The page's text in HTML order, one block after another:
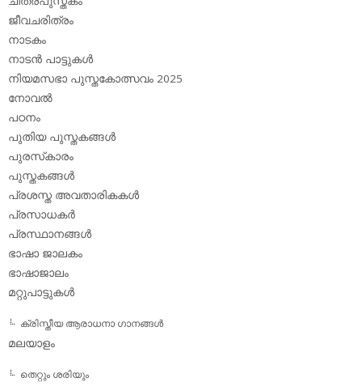
ജീവചരിത്രം
നാടകം
നാടന്‍ പാട്ടുകള്‍
നിയമസഭാ പുസ്തകോത്സവം 2025
നോവല്‍
പഠനം
പുതിയ പുസ്തകങ്ങള്‍
പുരസ്‌കാരം
പുസ്തകങ്ങള്‍
പ്രശസ്ത അവതാരികകള്‍
പ്രസാധകര്‍
പ്രസ്ഥാനങ്ങള്‍
ഭാഷാ ജാലകം
ഭാഷാജാലം
മറ്റുപാട്ടുകള്‍
ക്രിസ്തീയ ആരാധനാ ഗാനങ്ങള്‍
മലയാളം
തെറ്റും ശരിയും